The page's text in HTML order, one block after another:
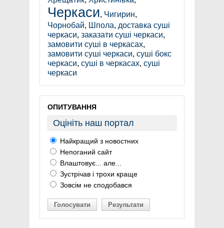
Черкаси, Чигирин,
Чорнобай, Шпола, доставка суші
черкаси, заказати суші черкаси,
замовити суші в черкасах,
замовити суші черкаси, суші бокс
черкаси, суші в черкасах, суші
черкаси
ОПИТУВАННЯ
Оцініть наш портал
Найкращий з новостних
Непоганий сайт
Влаштовує... але...
Зустрічав і трохи краще
Зовсім не сподобався
Голосувати Результати